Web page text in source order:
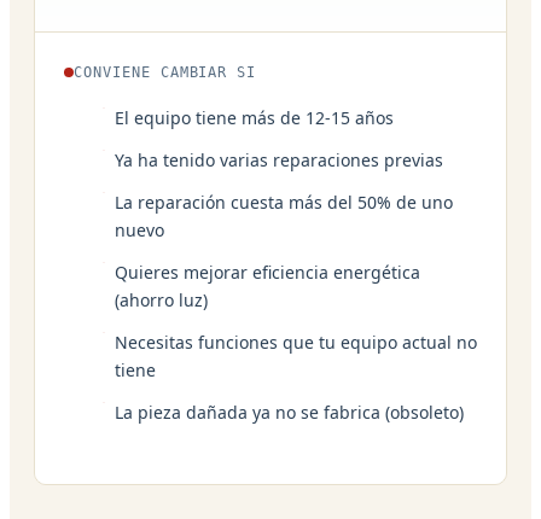
CONVIENE CAMBIAR SI
El equipo tiene más de 12-15 años
Ya ha tenido varias reparaciones previas
La reparación cuesta más del 50% de uno
nuevo
Quieres mejorar eficiencia energética
(ahorro luz)
Necesitas funciones que tu equipo actual no
tiene
La pieza dañada ya no se fabrica (obsoleto)